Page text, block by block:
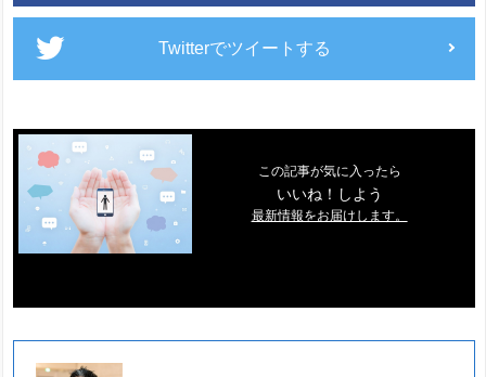
Twitterでツイートする
この記事が気に入ったら
いいね！しよう
最新情報をお届けします。